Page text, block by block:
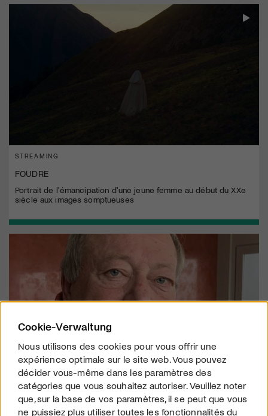
STREAMING
FOUDRE
Portrait de l'émancipation d'une jeune femme au début du XXe
siècle aux images somptueuses
SCÈNE
Rolf Breiner (1947–2026) : Un hommage posthume
Cookie-Verwaltung
Nous utilisons des cookies pour vous offrir une
expérience optimale sur le site web. Vous pouvez
décider vous-même dans les paramètres des
catégories que vous souhaitez autoriser. Veuillez noter
que, sur la base de vos paramètres, il se peut que vous
ne puissiez plus utiliser toutes les fonctionnalités du